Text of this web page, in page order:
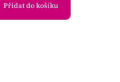
Přidat do košíku